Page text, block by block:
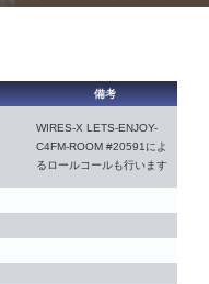
備考
WIRES-X LETS-ENJOY-
C4FM-ROOM #20591によ
るロールコールも行います